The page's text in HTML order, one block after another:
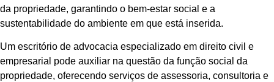
da propriedade, garantindo o bem-estar social e a
sustentabilidade do ambiente em que está inserida.
Um escritório de advocacia especializado em direito civil e
empresarial pode auxiliar na questão da função social da
propriedade, oferecendo serviços de assessoria, consultoria e